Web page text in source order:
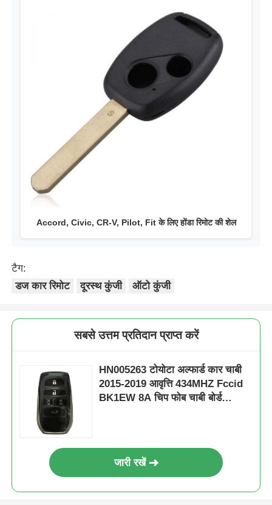
Accord, Civic, CR-V, Pilot, Fit के लिए होंडा रिमोट की शेल
टैग:
डज कार रिमोट
दूरस्थ कुंजी ऑटो कुंजी
सबसे उत्तम प्रतिदान प्राप्त करें
HN005263 टोयोटा अल्फार्ड कार चाबी
2015-2019 आवृत्ति 434MHZ Fccid
BK1EW 8A चिप फोब चाबी बोर्ड
जारी रखें